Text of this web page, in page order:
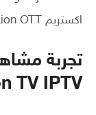
اكستريم Lion OTT في الفترة الأخيرة.
تجربة
TV IPTV